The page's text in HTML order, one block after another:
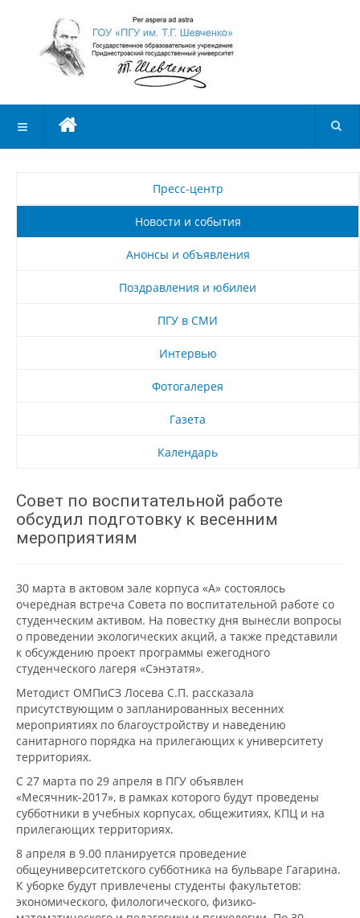
Пресс-центр
Новости и события
Анонсы и объявления
Поздравления и юбилеи
ПГУ в СМИ
Интервью
Фотогалерея
Газета
Календарь
Совет по воспитательной работе
обсудил подготовку к весенним
мероприятиям
30 марта в актовом зале корпуса «А» состоялось
очередная встреча Совета по воспитательной работе со
студенческим активом. На повестку дня вынесли вопросы
о проведении экологических акций, а также представили
к обсуждению проект программы ежегодного
студенческого лагеря «Сэнэтатя».
Методист ОМПиСЗ Лосева С.П. рассказала
присутствующим о запланированных весенних
мероприятиях по благоустройству и наведению
санитарного порядка на прилегающих к университету
территориях.
С 27 марта по 29 апреля в ПГУ объявлен
«Месячник-2017», в рамках которого будут проведены
субботники в учебных корпусах, общежитиях, КПЦ и на
прилегающих территориях.
8 апреля в 9.00 планируется проведение
общеуниверситетского субботника на бульваре Гагарина.
К уборке будут привлечены студенты факультетов:
экономического, филологического, физико-